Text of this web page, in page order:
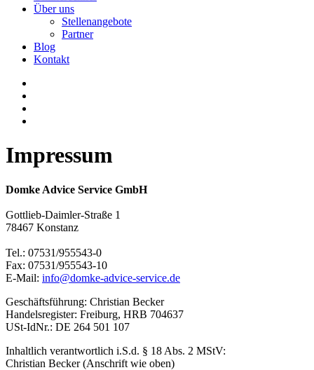
Über uns
Stellenangebote
Partner
Blog
Kontakt
Impressum
Domke Advice Service GmbH
Gottlieb-Daimler-Straße 1
78467 Konstanz
Tel.: 07531/955543-0
Fax: 07531/955543-10
E-Mail: info@domke-advice-service.de
Geschäftsführung: Christian Becker
Handelsregister: Freiburg, HRB 704637
USt-IdNr.: DE 264 501 107
Inhaltlich verantwortlich i.S.d. § 18 Abs. 2 MStV:
Christian Becker (Anschrift wie oben)